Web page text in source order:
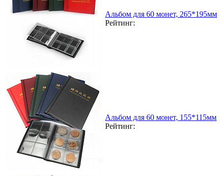
Альбом для 60 монет, 265*195мм
Рейтинг:
Альбом для 60 монет, 155*115мм
Рейтинг: